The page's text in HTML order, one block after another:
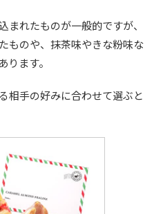
まれたものが一般的ですが、
ものや、抹茶味やきな粉味な
ります。
相手の好みに合わせて選ぶと